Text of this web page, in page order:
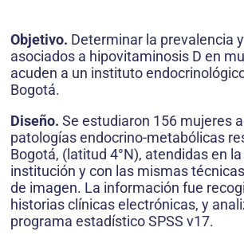
Objetivo. Determinar la prevalencia
asociados a hipovitaminosis D en
acuden a un instituto
Bogotá.
Diseño. Se estudiaron 156 mujeres
patologías endocrino-metabólicas
Bogotá, (latitud 4°N), atendidas en
institución y con las mismas
de imagen. La información fue
historias clínicas electrónicas, y
programa estadístico SPSS v17.